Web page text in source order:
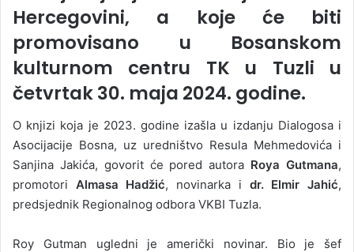
Hercegovini, a koje će biti
promovisano u Bosanskom
kulturnom centru TK u Tuzli u
četvrtak 30. maja 2024. godine.
O knjizi koja je 2023. godine izašla u izdanju Dialogosa i
Asocijacije Bosna, uz uredništvo Resula Mehmedovića i
Sanjina Jakića, govorit će pored autora Roya Gutmana,
promotori Almasa Hadžić, novinarka i dr. Elmir Jahić,
predsjednik Regionalnog odbora VKBI Tuzla.
Roy Gutman ugledni je američki novinar. Bio je šef